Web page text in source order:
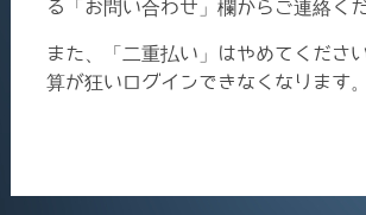
る「お問い合わせ」欄からご連絡くだ
また、「二重払い」はやめてくださ
算が狂いログインできなくなります。